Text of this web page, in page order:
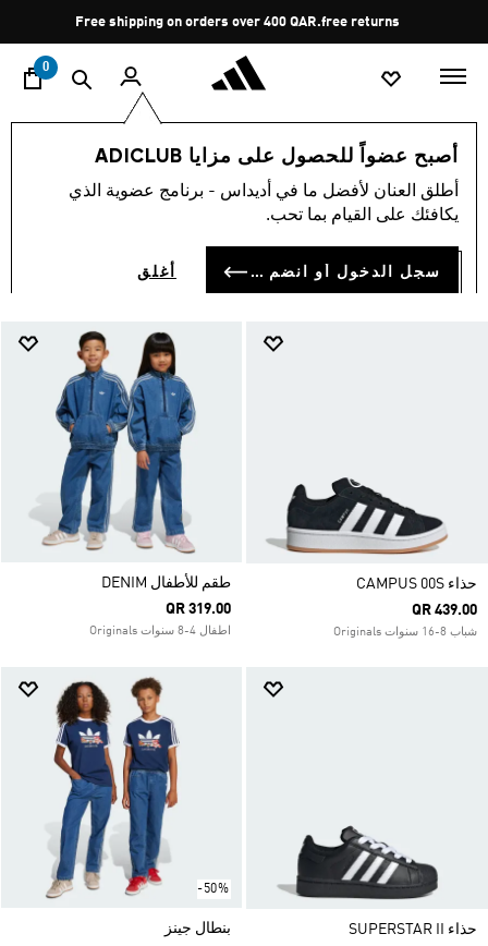
Pause
promotion
rotation
Free shipping on orders over 400 QAR.free returns
0
أصبح عضواً للحصول على مزايا ADICLUB
أطلق العنان لأفضل ما في أديداس - برنامج عضوية الذي
يكافئك على القيام بما تحب.
سجل الدخول أو انضم الآن أغلق
اسلوب حياة تشكيلات
SMILEY (4)
حذاء CAMPUS 00S
QR 439.00
شباب 8-16 سنوات Originals
طقم للأطفال DENIM
QR 319.00
اطفال 4-8 سنوات Originals
حذاء SUPERSTAR II
-50%
بنطال جينز